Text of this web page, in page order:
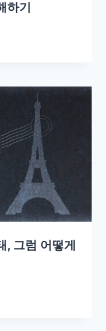
하기
, 그럼 어떻게